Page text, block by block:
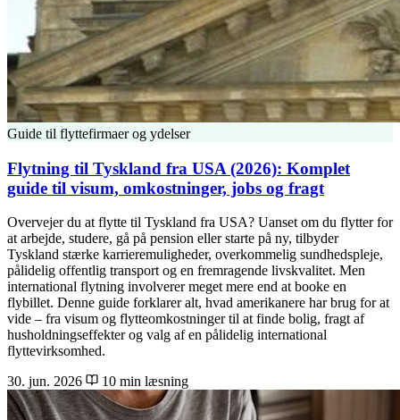
Guide til flyttefirmaer og ydelser
Flytning til Tyskland fra USA (2026): Komplet
guide til visum, omkostninger, jobs og fragt
Overvejer du at flytte til Tyskland fra USA? Uanset om du flytter for
at arbejde, studere, gå på pension eller starte på ny, tilbyder
Tyskland stærke karrieremuligheder, overkommelig sundhedspleje,
pålidelig offentlig transport og en fremragende livskvalitet. Men
international flytning involverer meget mere end at booke en
flybillet. Denne guide forklarer alt, hvad amerikanere har brug for at
vide – fra visum og flytteomkostninger til at finde bolig, fragt af
husholdningseffekter og valg af en pålidelig international
flyttevirksomhed.
30. jun. 2026
10 min læsning